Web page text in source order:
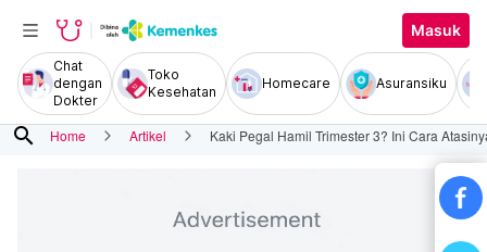
Masuk
Chat
dengan
Dokter
Toko
Kesehatan
Homecare Asuransiku
search Home Artikel Kaki Pegal Hamil Trimester 3? Ini Cara